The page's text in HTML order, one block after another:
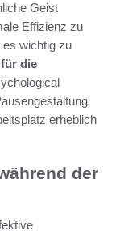
Geist
Effizienz zu
es wichtig zu
die
erheblich
der